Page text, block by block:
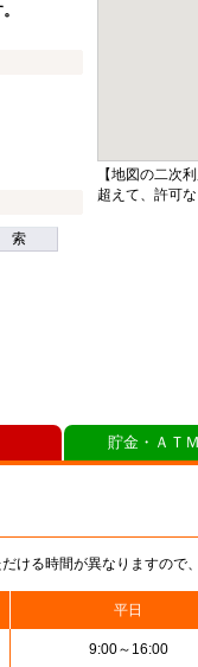
索
【地図の二次
超えて、許可
ける時間が異なりますので
平日
9:00～16:00
貯金・ＡＴ